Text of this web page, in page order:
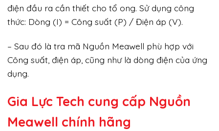
điện đầu ra cần thiết cho tổ ong. Sử dụng công
thức: Dòng (I) = Công suất (P) / Điện áp (V).
– Sau đó là tra mã Nguồn Meawell phù hợp với
Công suất, điện áp, cũng như là dòng điện của ứng
dụng.
Gia Lực Tech cung cấp Nguồn
Meawell chính hãng